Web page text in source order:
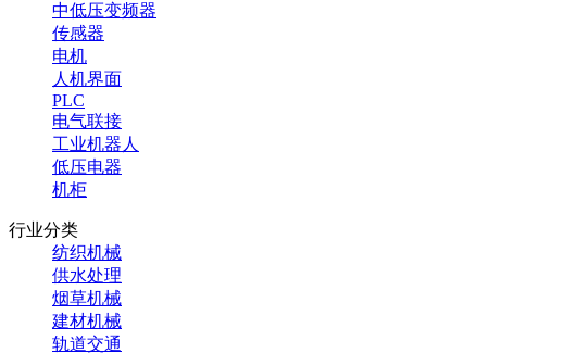
中低压变频器
传感器
电机
人机界面
PLC
电气联接
工业机器人
低压电器
机柜
行业分类
纺织机械
供水处理
烟草机械
建材机械
轨道交通